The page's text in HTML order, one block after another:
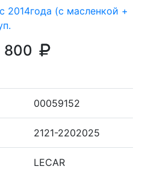
800
00059152
2121-2202025
LECAR